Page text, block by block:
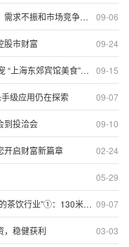
09-06
市场竞争之下持续承压
09-24
股市财富
09-15
食”搜索量同比上涨1040%
09-07
级应用仍在探索
09-10
到投洽会
02-24
开启财富新篇章
05-29
09-07
家店，我们真的需要这么多茶饮店吗？
03-03
，稳健获利